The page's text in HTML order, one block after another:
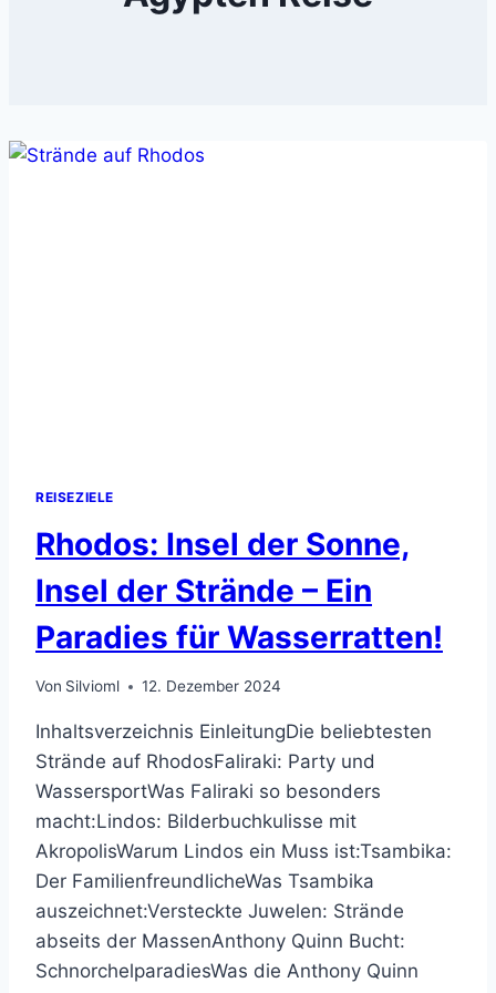
REISEZIELE
Rhodos: Insel der Sonne,
Insel der Strände – Ein
Paradies für Wasserratten!
Von Silvioml 12. Dezember 2024
Inhaltsverzeichnis EinleitungDie beliebtesten
Strände auf RhodosFaliraki: Party und
WassersportWas Faliraki so besonders
macht:Lindos: Bilderbuchkulisse mit
AkropolisWarum Lindos ein Muss ist:Tsambika:
Der FamilienfreundlicheWas Tsambika
auszeichnet:Versteckte Juwelen: Strände
abseits der MassenAnthony Quinn Bucht:
SchnorchelparadiesWas die Anthony Quinn